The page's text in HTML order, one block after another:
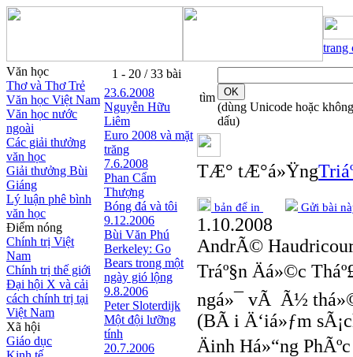
trang
Văn học
Thơ và Thơ Trẻ
Văn học Việt Nam
Văn học nước
ngoài
Các giải thưởng
văn học
Giải thưởng Bùi
Giáng
Lý luận phê bình
văn học
Điểm nóng
Chính trị Việt
Nam
Chính trị thế giới
Đại hội X và cải
cách chính trị tại
Việt Nam
Xã hội
Giáo dục
1 - 20 / 33 bài
23.6.2008
Nguyễn Hữu
Liêm
Euro 2008 và mặt
trăng
7.6.2008
Phan Cẩm
Thượng
Bóng đá và tôi
9.12.2006
Bùi Văn Phú
Berkeley: Go
Bears trong một
ngày gió lộng
9.8.2006
Peter Sloterdijk
Một đội lưỡng
tính
20.7.2006
tìm
(dùng Unicode hoặc không
dấu)
TÆ° tÆ°á»Ÿng
bản để in Gửi bài
1.10.2008
AndrÃ©
Tráº§n Äá»©c
ngá»¯ vÃ Ã½
(BÃ i Ä‘iá»ƒm
Äinh Há»“ng